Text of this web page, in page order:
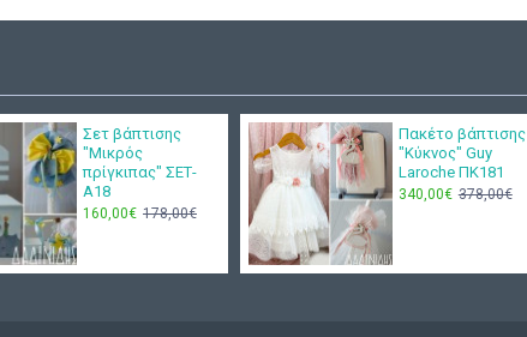
Σετ βάπτισης
"Μικρός
πρίγκιπας" ΣΕΤ-
Α18
160,00€ 178,00€
Πακέτο βάπτισης
"Κύκνος" Guy
Laroche ΠΚ181
340,00€ 378,00€